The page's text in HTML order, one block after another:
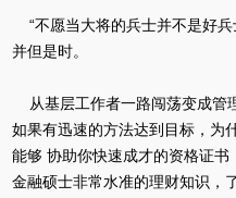
“不愿当大将的兵士并不是好兵
并但是时。
从基层工作者一路闯荡变成管
如果有迅速的方法达到目标，为
能够 协助你快速成才的资格证
金融硕士非常水准的理财知识，